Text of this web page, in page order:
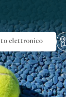
elettronico